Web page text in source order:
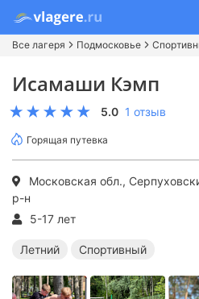
Все лагеря Подмосковье
Исамаши Кэмп
5.0 1 отзыв
Горящая путевка
Московская обл.,
р-н
5-17 лет
Летний Спортивный